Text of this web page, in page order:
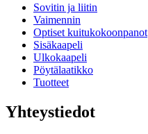
Sovitin ja liitin
Vaimennin
Optiset kuitukokoonpanot
Sisäkaapeli
Ulkokaapeli
Pöytälaatikko
Tuotteet
Yhteystiedot